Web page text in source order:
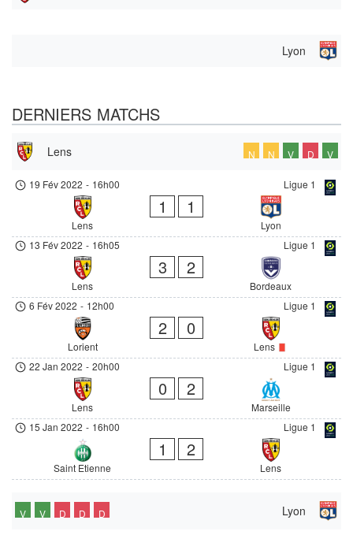
Lyon
DERNIERS MATCHS
Lens N N V D V
Ligue 1
19 Fév 2022 - 16h00
Lens
1 1
Lyon
Ligue 1
13 Fév 2022 - 16h05
Lens
3 2
Bordeaux
Ligue 1
6 Fév 2022 - 12h00
Lorient
2 0
Lens
Ligue 1
22 Jan 2022 - 20h00
Lens
0 2
Marseille
Ligue 1
15 Jan 2022 - 16h00
Saint Etienne
1 2
Lens
Lyon
V V D D D